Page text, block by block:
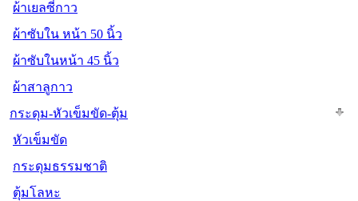
ผ้าเยลซี่กาว
ผ้าซับใน หน้า 50 นิ้ว
ผ้าซับในหน้า 45 นิ้ว
ผ้าสาลูกาว
กระดุม-หัวเข็มขัด-ตุ้ม
หัวเข็มขัด
กระดุมธรรมชาติ
ตุ้มโลหะ